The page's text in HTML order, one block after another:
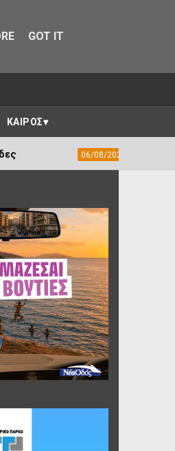
ΚΑΙΡΟΣ
Απόπειρες
GOT IT